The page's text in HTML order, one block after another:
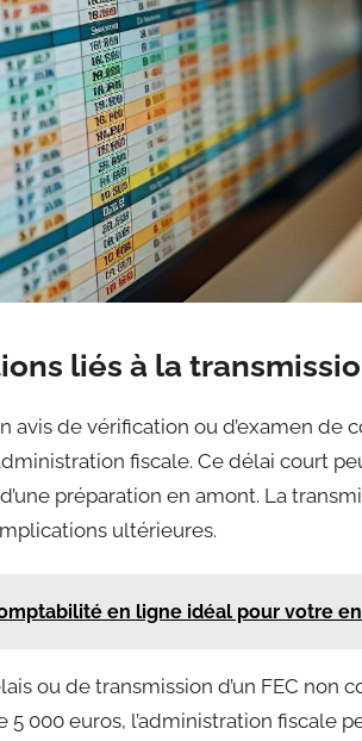
liés à la
avis de vérification ou d’examen de
fiscale. Ce délai court
préparation en amont. La
ultérieures.
en ligne idéal pour votre
ou de transmission d’un FEC non
5 000 euros, l’administration fiscale